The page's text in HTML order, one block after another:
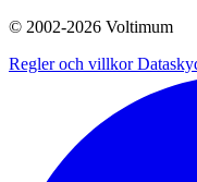
© 2002-2026 Voltimum
Regler och villkor